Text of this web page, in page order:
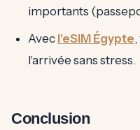
importants
Avec l'eSIM Égypte
l'arrivée sans stress.
Conclusion